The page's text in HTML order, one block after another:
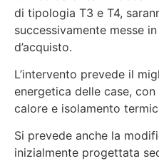
di tipologia T3 e T4,
successivamente messe
d’acquisto.
L’intervento prevede il
energetica delle case,
calore e isolamento
Si prevede anche la
inizialmente progettata